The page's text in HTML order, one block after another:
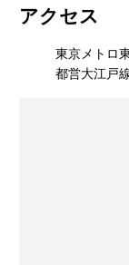
アクセス
東京メトロ
都営大江戸